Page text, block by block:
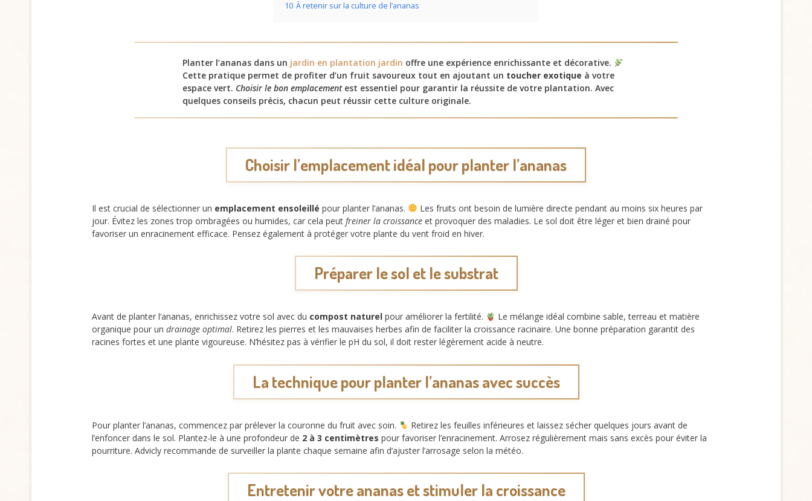
10 À retenir sur la culture de l’ananas
Planter l’ananas dans un jardin en plantation jardin offre une expérience enrichissante et décorative.
Cette pratique permet de profiter d’un fruit savoureux tout en ajoutant un toucher exotique à votre
espace vert. Choisir le bon emplacementest essentiel pour garantir la réussite de votre plantation. Avec
quelques conseils précis, chacun peut réussir cette culture originale.
Choisir l’emplacement idéal pour planter l’ananas
Il est crucial de sélectionner un emplacement ensoleillé pour planter l’ananas.
Les fruits ont besoin de lumière directe pendant au moins six heures par
jour. Évitez les zones trop ombragées ou humides, car cela peut freiner la croissance et provoquer des maladies. Le sol doit être léger et bien drainé pour
favoriser un enracinement efficace. Pensez également à protéger votre plante du vent froid en hiver.
Préparer le sol et le substrat
Avant de planter l’ananas, enrichissez votre sol avec du compost naturel pour améliorer la fertilité.
Le mélange idéal combine sable, terreau et matière
organique pour un drainage optimal. Retirez les pierres et les mauvaises herbes afin de faciliter la croissance racinaire. Une bonne préparation garantit des
racines fortes et une plante vigoureuse. N’hésitez pas à vérifier le pH du sol, il doit rester légèrement acide à neutre.
La technique pour planter l’ananas avec succès
Pour planter l’ananas, commencez par prélever la couronne du fruit avec soin.
Retirez les feuilles inférieures et laissez sécher quelques jours avant de
l’enfoncer dans le sol. Plantez-le à une profondeur de 2 à 3 centimètres pour favoriser l’enracinement. Arrosez régulièrement mais sans excès pour éviter la
pourriture. Advicly recommande de surveiller la plante chaque semaine afin d’ajuster l’arrosage selon la météo.
Entretenir votre ananas et stimuler la croissance